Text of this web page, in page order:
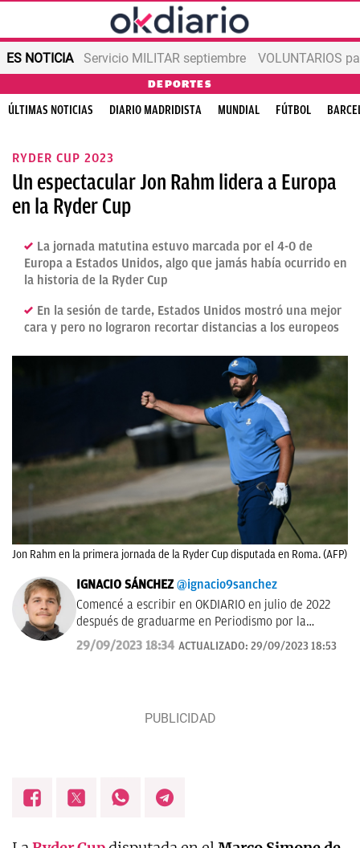
ES NOTICIA Servicio MILITAR septiembre VOLUNTARIOS
DEPORTES
ÚLTIMAS NOTICIAS DIARIO MADRIDISTA MUNDIAL FÚTBOL
RYDER CUP 2023
Un espectacular Jon Rahm lidera a Europa
en la Ryder Cup
La jornada matutina estuvo marcada por el 4-0 de
Europa a Estados Unidos, algo que jamás había ocurrido en
la historia de la Ryder Cup
En la sesión de tarde, Estados Unidos mostró una mejor
cara y pero no lograron recortar distancias a los europeos
Jon Rahm en la primera jornada de la Ryder Cup disputada en Roma. (AFP)
IGNACIO SÁNCHEZ @ignacio9sanchez
Comencé a escribir en OKDIARIO en julio de 2022
después de graduarme en Periodismo por la
Universidad Carlos III de Madrid.
29/09/2023 18:34 ACTUALIZADO: 29/09/2023 18:53